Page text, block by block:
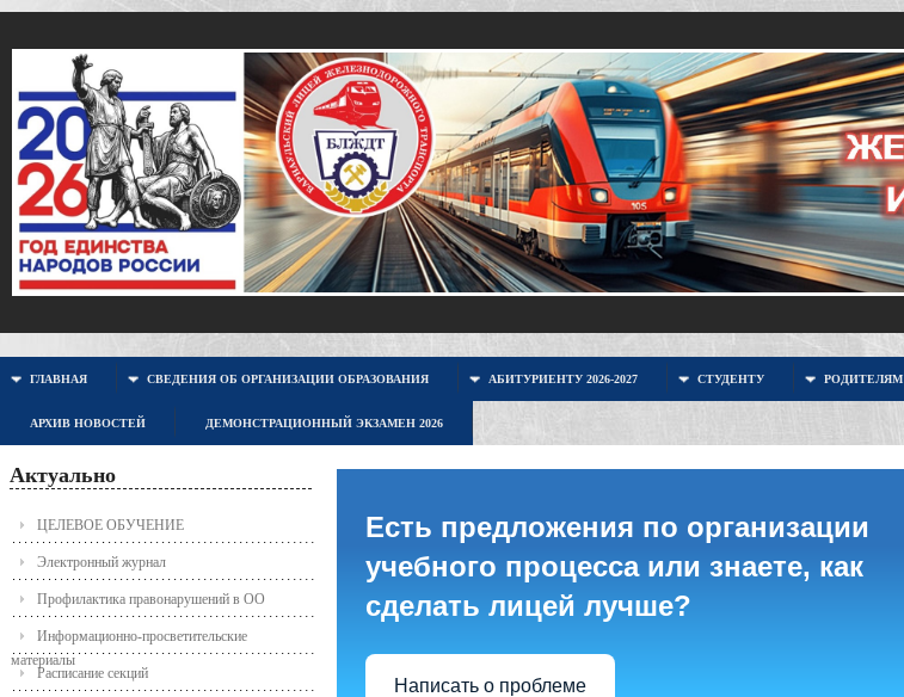
ГЛАВНАЯ СВЕДЕНИЯ ОБ ОРГАНИЗАЦИИ ОБРАЗОВАНИЯ АБИТУРИЕНТУ 2026-2027 СТУДЕНТУ РОДИТЕЛЯМ
АРХИВ НОВОСТЕЙ ДЕМОНСТРАЦИОННЫЙ ЭКЗАМЕН 2026
Актуально
ЦЕЛЕВОЕ ОБУЧЕНИЕ
Электронный журнал
Профилактика правонарушений в ОО
Информационно-просветительские
материалы
Расписание секций
Есть предложения по организации
учебного процесса или знаете, как
сделать лицей лучше?
Написать о проблеме